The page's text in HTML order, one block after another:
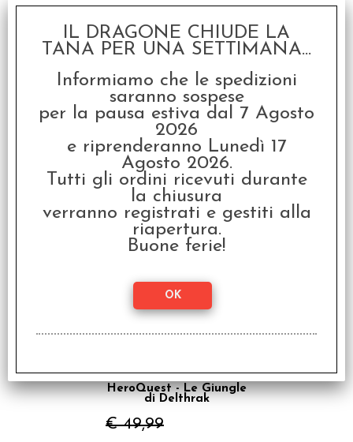
€ 27,99
HeroQuest - L'Orda
degli Ogre
€ 49,99
SCONTO 20%
€39,99
HeroQuest - Le Giungle
di Delthrak
€ 49,99
IL DRAGONE CHIUDE LA
TANA PER UNA SETTIMANA...
Informiamo che le spedizioni
saranno sospese
per la pausa estiva dal 7 Agosto
2026
e riprenderanno Lunedì 17
Agosto 2026.
Tutti gli ordini ricevuti durante
la chiusura
verranno registrati e gestiti alla
riapertura.
Buone ferie!